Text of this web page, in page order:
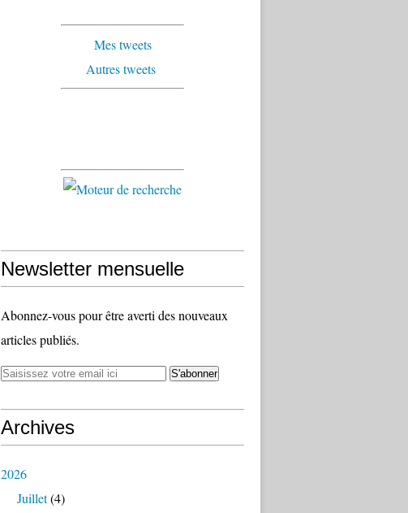
Mes tweets
Autres tweets
Newsletter mensuelle
Abonnez-vous pour être averti des nouveaux
articles publiés.
Archives
2026
Juillet(4)